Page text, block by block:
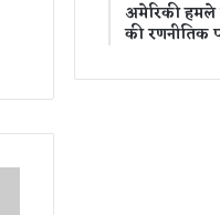
अमेरिकी हमले
की रणनीतिक